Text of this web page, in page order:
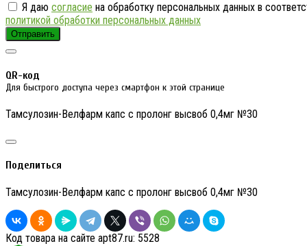
Я даю согласие на обработку персональных данных в
политикой обработки персональных данных
Отправить
QR-код
Для быстрого доступа через смартфон к этой странице
Тамсулозин-Велфарм капс с пролонг высвоб 0,4мг №30
Поделиться
Тамсулозин-Велфарм капс с пролонг высвоб 0,4мг №30
Код товара на сайте apt87.ru: 5528